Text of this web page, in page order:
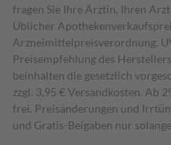
fragen Sie Ihre Ärztin, Ihren
Üblicher
Arzneimittelpreisverordnung.
Preisempfehlung des
beinhalten die gesetzlich
zzgl. 3,95 € Versandkosten. Ab
frei. Preisänderungen und
und Gratis-Beigaben nur